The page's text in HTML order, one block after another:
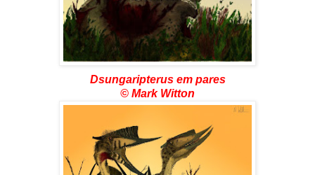
Dsungaripterus em pares
© Mark Witton